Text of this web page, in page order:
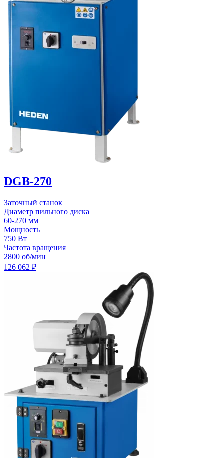
DGB-270
Заточный станок
Диаметр пильного диска
60-270 мм
Мощность
750 Вт
Частота вращения
2800 об/мин
126 062 ₽